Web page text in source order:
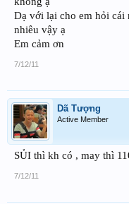
Dạ với lại cho em hỏi cái
nhiêu vậy ạ
Em cảm ơn
7/12/11
Dã Tượng
Active Member
SỦI thì kh có , may thì
7/12/11